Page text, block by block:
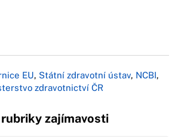
EU, Státní zdravotní ústav, NCBI,
zdravotnictví ČR
zajímavosti